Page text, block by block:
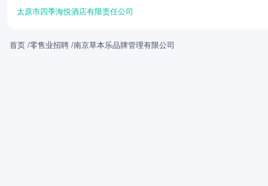
太原市四季海悦酒店有限责任公司
首页 /零售业招聘 /南京草本乐品牌管理有限公司